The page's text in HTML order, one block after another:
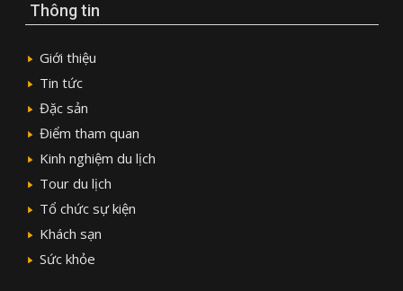
Thông tin
Giới thiệu
Tin tức
Đặc sản
Điểm tham quan
Kinh nghiệm du lịch
Tour du lịch
Tổ chức sự kiện
Khách sạn
Sức khỏe